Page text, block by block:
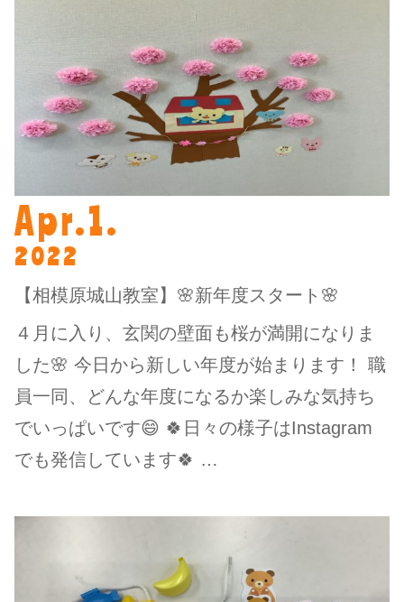
Apr.1.
2022
【相模原城山教室】🌸新年度スタート🌸
４月に入り、玄関の壁面も桜が満開になりま
した🌸 今日から新しい年度が始まります！ 職
員一同、どんな年度になるか楽しみな気持ち
でいっぱいです😄 🍀日々の様子はInstagram
でも発信しています🍀 …